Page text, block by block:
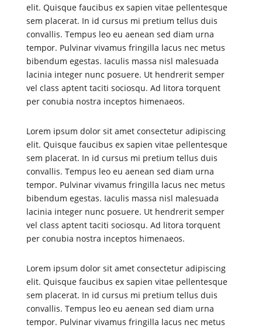
elit. Quisque faucibus ex sapien vitae pellentesque
sem placerat. In id cursus mi pretium tellus duis
convallis. Tempus leo eu aenean sed diam urna
tempor. Pulvinar vivamus fringilla lacus nec metus
bibendum egestas. Iaculis massa nisl malesuada
lacinia integer nunc posuere. Ut hendrerit semper
vel class aptent taciti sociosqu. Ad litora torquent
per conubia nostra inceptos himenaeos.
Lorem ipsum dolor sit amet consectetur adipiscing
elit. Quisque faucibus ex sapien vitae pellentesque
sem placerat. In id cursus mi pretium tellus duis
convallis. Tempus leo eu aenean sed diam urna
tempor. Pulvinar vivamus fringilla lacus nec metus
bibendum egestas. Iaculis massa nisl malesuada
lacinia integer nunc posuere. Ut hendrerit semper
vel class aptent taciti sociosqu. Ad litora torquent
per conubia nostra inceptos himenaeos.
Lorem ipsum dolor sit amet consectetur adipiscing
elit. Quisque faucibus ex sapien vitae pellentesque
sem placerat. In id cursus mi pretium tellus duis
convallis. Tempus leo eu aenean sed diam urna
tempor. Pulvinar vivamus fringilla lacus nec metus